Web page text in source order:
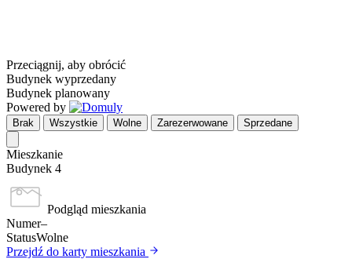
Przeciągnij, aby obrócić
Budynek wyprzedany
Budynek planowany
Powered by
Brak Wszystkie Wolne Zarezerwowane Sprzedane
Mieszkanie
Budynek 4
Podgląd mieszkania
Numer–
StatusWolne
Przejdź do karty mieszkania